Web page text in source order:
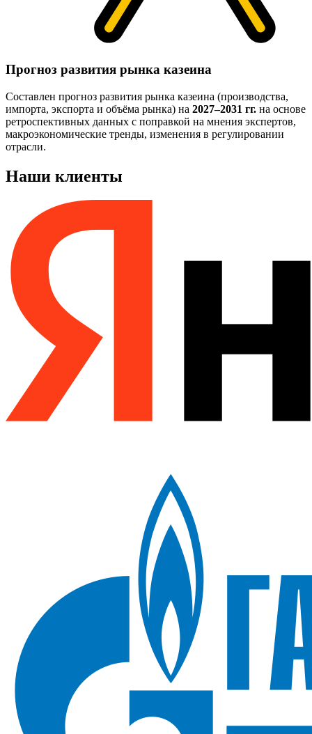
Прогноз развития рынка казеина
Составлен прогноз развития рынка казеина (производства,
импорта, экспорта и объёма рынка) на 2027–2031 гг. на основе
ретроспективных данных с поправкой на мнения экспертов,
макроэкономические тренды, изменения в регулировании
отрасли.
Наши клиенты